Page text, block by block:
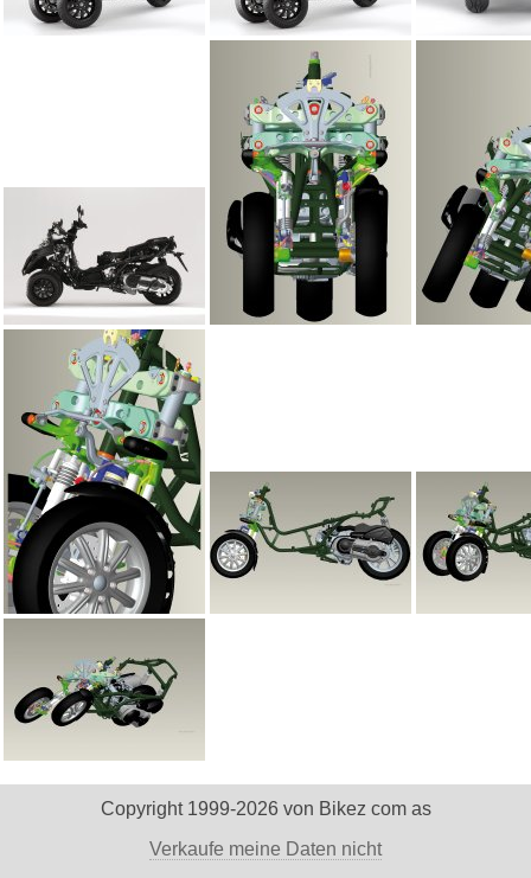
Copyright 1999-2026 von Bikez com as
Verkaufe meine Daten nicht